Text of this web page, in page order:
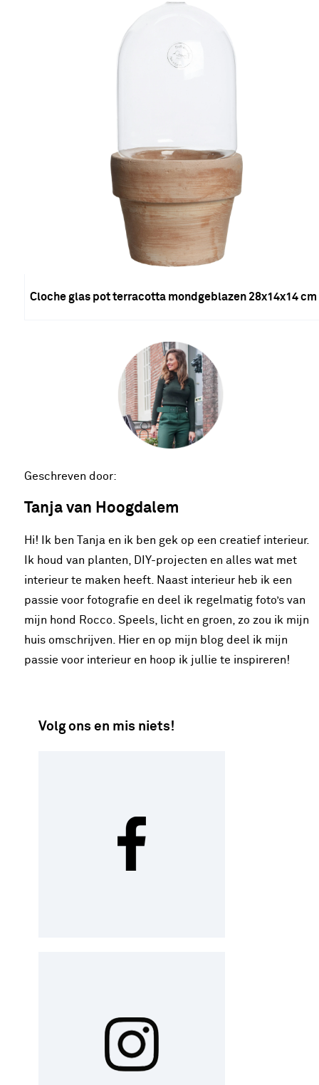
Cloche glas pot terracotta mondgeblazen 28x14x14 cm
Geschreven door:
Tanja van Hoogdalem
Hi! Ik ben Tanja en ik ben gek op een creatief interieur.
Ik houd van planten, DIY-projecten en alles wat met
interieur te maken heeft. Naast interieur heb ik een
passie voor fotografie en deel ik regelmatig foto’s van
mijn hond Rocco. Speels, licht en groen, zo zou ik mijn
huis omschrijven. Hier en op mijn blog deel ik mijn
passie voor interieur en hoop ik jullie te inspireren!
Volg ons en mis niets!